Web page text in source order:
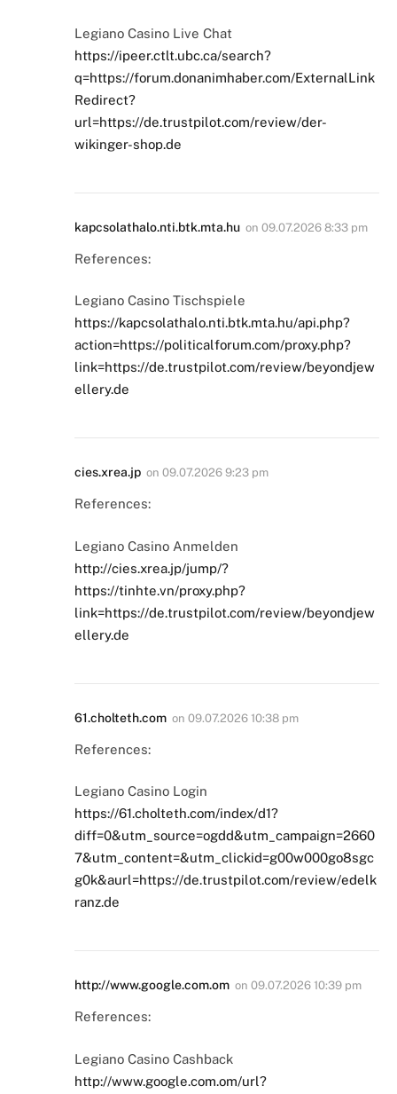
Legiano Casino Live Chat
https://ipeer.ctlt.ubc.ca/search?
q=https://forum.donanimhaber.com/ExternalLink
Redirect?
url=https://de.trustpilot.com/review/der-
wikinger-shop.de
kapcsolathalo.nti.btk.mta.hu on 09.07.2026 8:33 pm
References:
Legiano Casino Tischspiele
https://kapcsolathalo.nti.btk.mta.hu/api.php?
action=https://politicalforum.com/proxy.php?
link=https://de.trustpilot.com/review/beyondjew
ellery.de
cies.xrea.jp on 09.07.2026 9:23 pm
References:
Legiano Casino Anmelden
http://cies.xrea.jp/jump/?
https://tinhte.vn/proxy.php?
link=https://de.trustpilot.com/review/beyondjew
ellery.de
61.cholteth.com on 09.07.2026 10:38 pm
References:
Legiano Casino Login
https://61.cholteth.com/index/d1?
diff=0&utm_source=ogdd&utm_campaign=2660
7&utm_content=&utm_clickid=g00w000go8sgc
g0k&aurl=https://de.trustpilot.com/review/edelk
ranz.de
http://www.google.com.om on 09.07.2026 10:39 pm
References:
Legiano Casino Cashback
http://www.google.com.om/url?